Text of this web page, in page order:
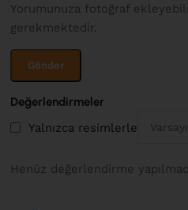
Değerlendirmeler
Yalnızca resimlerle
Henüz değerlendirme
Yorumunuza fotoğraf
gerekmektedir.